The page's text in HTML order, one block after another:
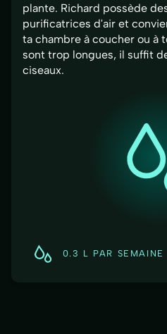
plante. Richard possède
purificatrices d'air et
ta chambre à coucher ou à
sont trop longues, il suffit
ciseaux.
0.3 L PAR SEMAINE